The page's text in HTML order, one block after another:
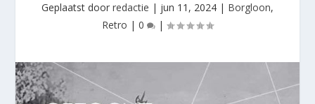
Geplaatst door redactie | jun 11, 2024 | Borgloon,
Retro | 0 |